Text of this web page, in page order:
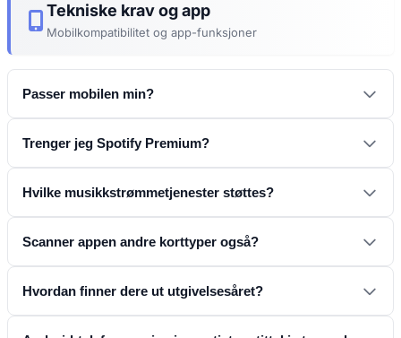
Last ned eksempel-PDF
Version Comparison
Card Comparison
Standardkort
Tekniske krav og app
Mobilkompatibilitet og app-funksjoner
Passer mobilen min?
Trenger jeg Spotify Premium?
Hvilke musikkstrømmetjenester støttes?
Spotify YouTube Music
Apple
siden vår for støttede plattformer
Scanner appen andre korttyper også?
Hvordan finner dere ut utgivelsesåret?